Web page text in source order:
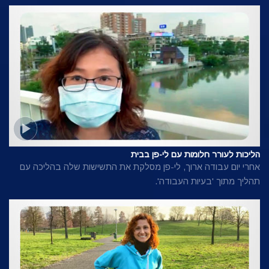
הליכות לעורר חלומות עם לי-פן בבית
אחרי יום עבודה ארוך, לי-פן מסלקת את התשישות שלה בהליכה עם
תהליך מתוך 'בעיות העבודה'.